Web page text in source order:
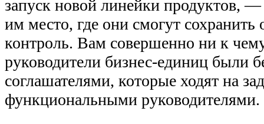
запуск новой линейки продуктов, —
им место, где они смогут
контроль. Вам совершенно ни к
руководители бизнес-единиц были
соглашателями, которые ходят на
функциональными руководителями.